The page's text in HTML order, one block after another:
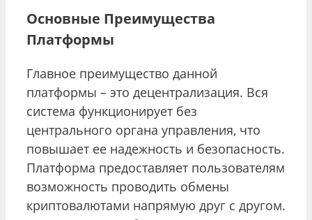
Основные Преимущества
Платформы
Главное преимущество данной
платформы – это децентрализация. Вся
система функционирует без
центрального органа управления, что
повышает ее надежность и безопасность.
Платформа предоставляет пользователям
возможность проводить обмены
криптовалютами напрямую друг с другом.